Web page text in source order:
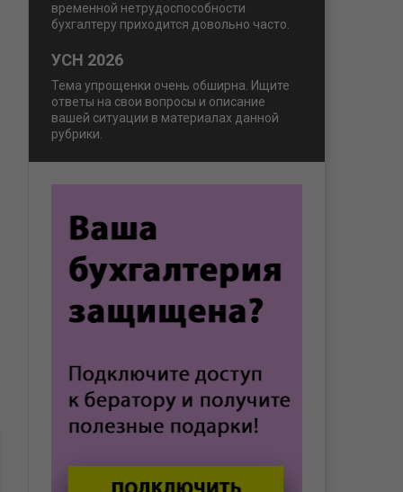
временной нетрудоспособности
бухгалтеру приходится довольно часто.
УСН 2026
Тема упрощенки очень обширна. Ищите
ответы на свои вопросы и описание
вашей ситуации в материалах данной
рубрики.